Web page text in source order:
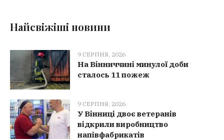
Найсвіжіші новини
9 СЕРПНЯ, 2026
На Вінниччині минулої доби
сталось 11 пожеж
9 СЕРПНЯ, 2026
У Вінниці двоє ветеранів
відкрили виробництво
напівфабрикатів